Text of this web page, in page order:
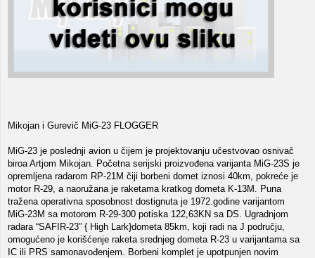
Mikojan i Gurevič MiG-23 FLOGGER
MiG-23 je poslednji avion u čijem je projektovanju učestvovao osnivač
biroa Artjom Mikojan. Početna serijski proizvođena varijanta MiG-23S je
opremljena radarom RP-21M čiji borbeni domet iznosi 40km, pokreće je
motor R-29, a naoružana je raketama kratkog dometa K-13M. Puna
tražena operativna sposobnost dostignuta je 1972.godine varijantom
MiG-23M sa motorom R-29-300 potiska 122,63KN sa DS. Ugradnjom
radara “SAFIR-23” { High Lark}dometa 85km, koji radi na J području,
omogućeno je korišćenje raketa srednjeg dometa R-23 u varijantama sa
IC ili PRS samonavođenjem. Borbeni komplet je upotpunjen novim